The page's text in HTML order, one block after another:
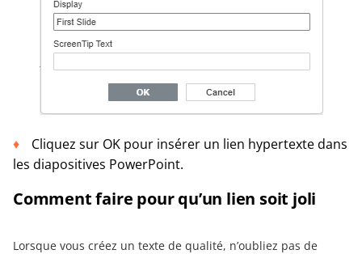
Cliquez sur OK pour insérer un lien hypertexte dans
les diapositives PowerPoint.
Comment faire pour qu’un lien soit joli
Lorsque vous créez un texte de qualité, n’oubliez pas de